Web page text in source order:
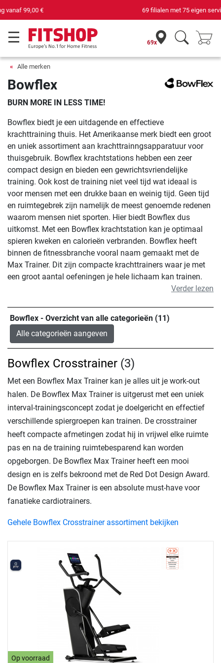
69 filialen met 75 eigen servicemonteurs
69x
Alle merken
Bowflex
BURN MORE IN LESS TIME!
Bowflex biedt je een uitdagende en effectieve
krachttraining thuis. Het Amerikaanse merk biedt een groot
en uniek assortiment aan krachttrainngsapparatuur voor
thuisgebruik. Bowflex krachtstations hebben een zeer
compact design en bieden een gewrichtsvriendelijke
training. Ook kost de training niet veel tijd wat ideaal is
voor mensen met een drukke baan en weinig tijd. Geen tijd
en ruimtegebrek zijn namelijk de meest genoemde redenen
waarom mensen niet sporten. Hier biedt Bowflex dus
uitkomst. Met een Bowflex krachtstation kan je optimaal
spieren kweken en calorieën verbranden. Bowflex heeft
binnen de fitnessbranche vooral naam gemaakt met de
Max Trainer. Dit zijn compacte krachttrainers waar je met
een groot aantal oefeningen je hele lichaam kan trainen.
Verder lezen
Bowflex - Overzicht van alle categorieën (11)
Alle categorieën aangeven
Op voorraad
Bowflex Crosstrainer (3)
Met een Bowflex Max Trainer kan je alles uit je work-out
halen. De Bowflex Max Trainer is uitgerust met een uniek
interval-trainingsconcept zodat je doelgericht en effectief
verschillende spiergroepen kan trainen. De crosstrainer
heeft compacte afmetingen zodat hij in vrijwel elke ruimte
pas en na de training ruimtebesparend kan worden
opgeborgen. De Bowflex Max Trainer heeft een mooi
design en is zelfs bekroond met de Red Dot Design Award.
De Bowflex Max Trainer is een absolute must-have voor
fanatieke cardiotrainers.
Gehele Bowflex Crosstrainer assortiment bekijken